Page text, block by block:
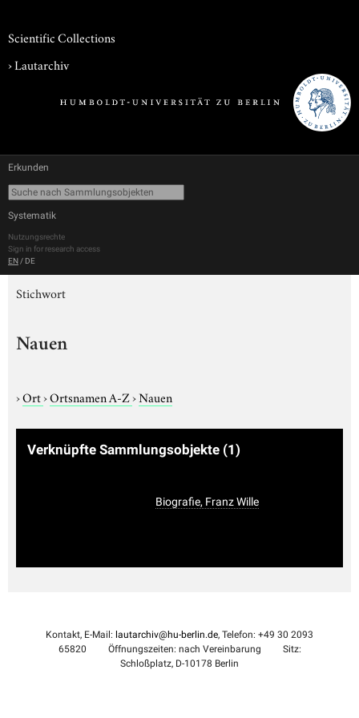
Scientific Collections
›Lautarchiv
Erkunden
Systematik
Nutzungsrechte
Sign in for research access
EN / DE
Stichwort
Nauen
›Ort›Ortsnamen A-Z›Nauen
Verknüpfte Sammlungsobjekte (1)
Biografie, Franz Wille
Kontakt, E-Mail: lautarchiv@hu-berlin.de, Telefon: +49 30 2093
65820
Öffnungszeiten: nach Vereinbarung
Sitz:
Schloßplatz, D-10178 Berlin